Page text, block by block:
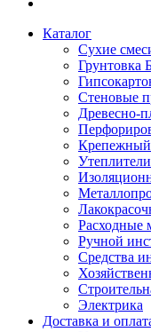
Каталог
Сухие
Грунтовка
Стеновые
Древесно-
Крепежный
Утеплители
Расходные
Ручной
Средства
Электрика
Доставка и